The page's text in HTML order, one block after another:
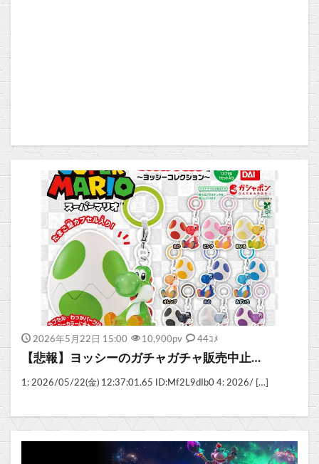
2026年5月22日 15:00 10,900pv 44ｺﾒ
【悲報】ヨッシーのガチャガチャ販売中止…
1: 2026/05/22(金) 12:37:01.65 ID:Mf2L9dIb0 4: 2026/ […]